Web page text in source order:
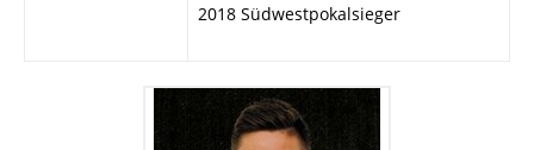
2018 Südwestpokalsieger